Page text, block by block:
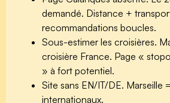
demandé. Distance +
recommandations boucles.
Sous-estimer les croisières.
croisière France. Page «
» à fort potentiel.
Site sans EN/IT/DE. Marseille
internationaux.